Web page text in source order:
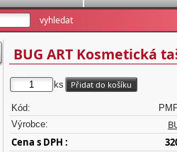
BUG ART Kosmetická
ks
Kód:
Výrobce:
Cena s DPH :